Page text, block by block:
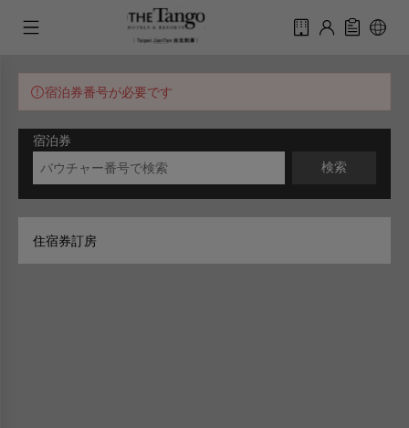
宿泊券番号が必要です
宿泊券
検索
住宿券訂房